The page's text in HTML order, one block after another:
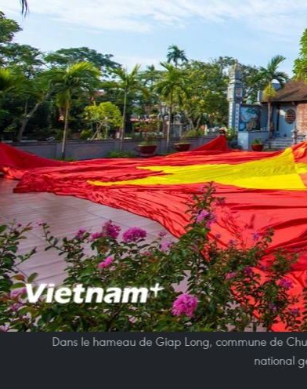
Dans le hameau de Giap Long, commune de
national